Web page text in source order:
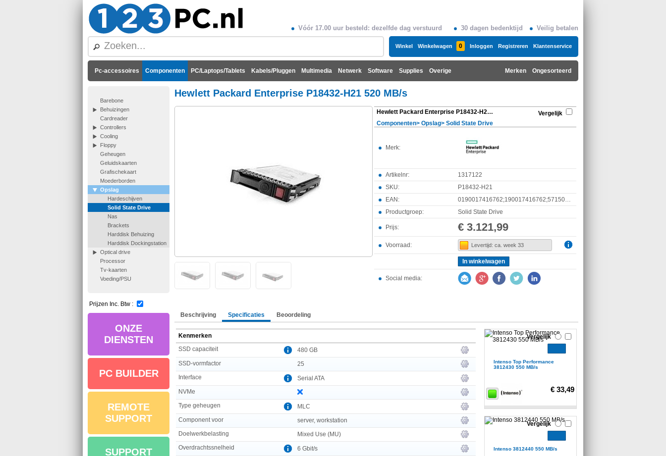
Vóór 17.00 uur besteld: dezelfde dag verstuurd 30 dagen bedenktijd Veilig betalen
Winkel Winkelwagen 0 Inloggen Registreren Klantenservice
Pc-accessoires Componenten PC/Laptops/Tablets Kabels/Pluggen Multimedia Netwerk Software Supplies Overige Ongesorteerd
Merken
Barebone
Behuizingen
Cardreader
Controllers
Cooling
Floppy
Geheugen
Geluidskaarten
Grafischekaart
Moederborden
Opslag
Hardeschijven
Solid State Drive
Nas
Brackets
Harddisk Behuizing
Harddisk Dockingstation
Optical drive
Processor
Tv-kaarten
Voeding/PSU
Prijzen Inc. Btw :
ONZE
DIENSTEN
PC BUILDER
REMOTE
SUPPORT
SUPPORT
Hewlett Packard Enterprise P18432-H21 520 MB/s
Hewlett Packard Enterprise P18432-H21 520 MB/s
Vergelijk
Componenten> Opslag> Solid State Drive
Merk:
Artikelnr:
1317122
SKU:
P18432-H21
EAN:
Productgroep:
Solid State Drive
Prijs: € 3.121,99
Voorraad: Levertijd: ca. week 33
In winkelwagen
Social media:
Beschrijving Specificaties Beoordeling
Kenmerken
SSD capaciteit
480 GB
SSD-vormfactor
25
Interface
Serial ATA
NVMe
Type geheugen
MLC
Component voor
server, workstation
Doelwerkbelasting
Mixed Use (MU)
Overdrachtssnelheid
6 Gbit/s
Intenso Top Performance
3812430 550 MB/s
€ 33,49
Vergelijk
Intenso 3812440 550 MB/s
Vergelijk